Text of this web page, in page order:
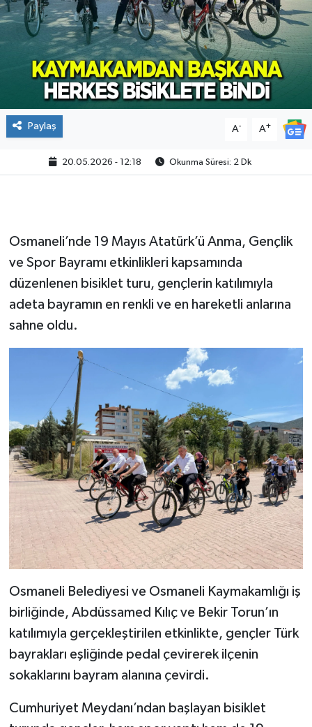
Paylaş A- A+
20.05.2026 - 12:18 Okunma Süresi: 2 Dk
Osmaneli’nde 19 Mayıs Atatürk’ü Anma, Gençlik
ve Spor Bayramı etkinlikleri kapsamında
düzenlenen bisiklet turu, gençlerin katılımıyla
adeta bayramın en renkli ve en hareketli anlarına
sahne oldu.
Osmaneli Belediyesi ve Osmaneli Kaymakamlığı iş
birliğinde, Abdüssamed Kılıç ve Bekir Torun’ın
katılımıyla gerçekleştirilen etkinlikte, gençler Türk
bayrakları eşliğinde pedal çevirerek ilçenin
sokaklarını bayram alanına çevirdi.
Cumhuriyet Meydanı’ndan başlayan bisiklet